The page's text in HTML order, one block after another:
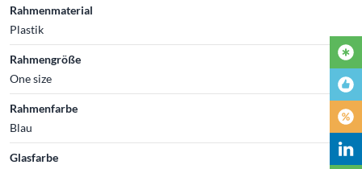
Rahmenmaterial
Plastik
Rahmengröße
One size
Rahmenfarbe
Blau
Glasfarbe